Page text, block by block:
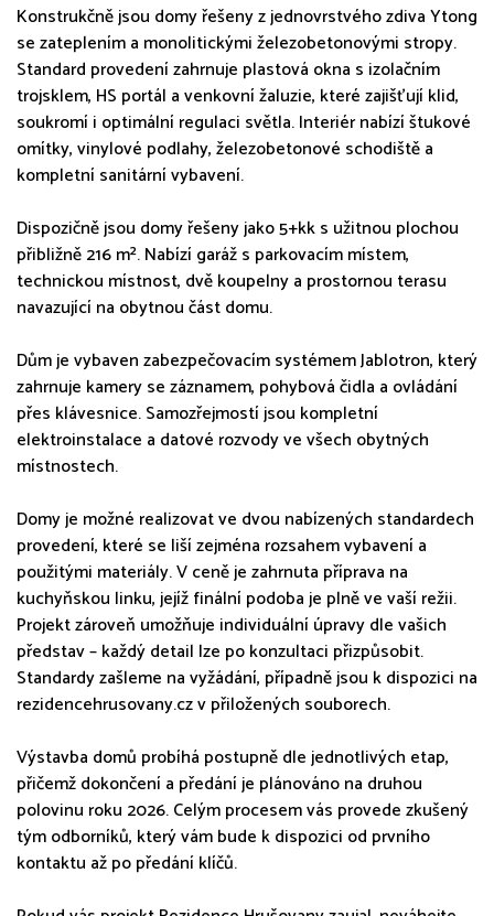
Konstrukčně jsou domy řešeny z jednovrstvého zdiva Ytong
se zateplením a monolitickými železobetonovými stropy.
Standard provedení zahrnuje plastová okna s izolačním
trojsklem, HS portál a venkovní žaluzie, které zajišťují klid,
soukromí i optimální regulaci světla. Interiér nabízí štukové
omítky, vinylové podlahy, železobetonové schodiště a
kompletní sanitární vybavení.
Dispozičně jsou domy řešeny jako 5+kk s užitnou plochou
přibližně 216 m². Nabízí garáž s parkovacím místem,
technickou místnost, dvě koupelny a prostornou terasu
navazující na obytnou část domu.
Dům je vybaven zabezpečovacím systémem Jablotron, který
zahrnuje kamery se záznamem, pohybová čidla a ovládání
přes klávesnice. Samozřejmostí jsou kompletní
elektroinstalace a datové rozvody ve všech obytných
místnostech.
Domy je možné realizovat ve dvou nabízených standardech
provedení, které se liší zejména rozsahem vybavení a
použitými materiály. V ceně je zahrnuta příprava na
kuchyňskou linku, jejíž finální podoba je plně ve vaší režii.
Projekt zároveň umožňuje individuální úpravy dle vašich
představ – každý detail lze po konzultaci přizpůsobit.
Standardy zašleme na vyžádání, případně jsou k dispozici na
rezidencehrusovany.cz v přiložených souborech.
Výstavba domů probíhá postupně dle jednotlivých etap,
přičemž dokončení a předání je plánováno na druhou
polovinu roku 2026. Celým procesem vás provede zkušený
tým odborníků, který vám bude k dispozici od prvního
kontaktu až po předání klíčů.